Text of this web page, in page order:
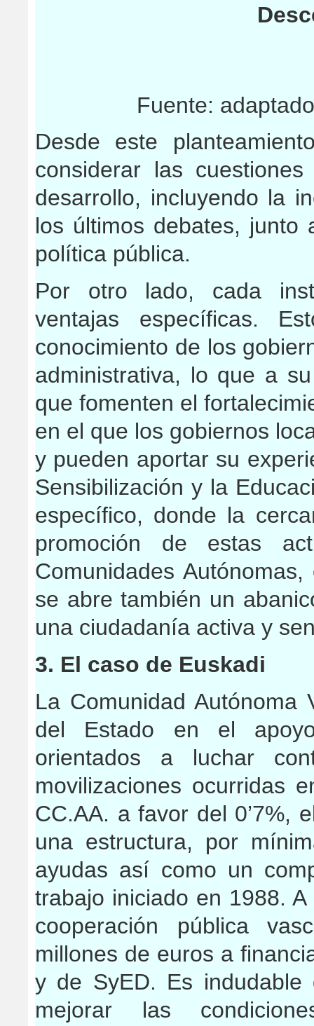
Fuente:
Desde este
considerar las
desarrollo, incluyendo la
los últimos debates, junto
política pública.
Por otro lado, cada
ventajas específicas.
conocimiento de los
administrativa, lo que a
que fomenten el
en el que los gobiernos
y pueden aportar su
Sensibilización y la
específico, donde la
promoción de estas
Comunidades
se abre también un
una ciudadanía activa y
3. El caso de Euskadi
La Comunidad Autónoma
del Estado en el
orientados a luchar
movilizaciones ocurridas
CC.AA. a favor del 0’7%,
una estructura, por
ayudas así como un
trabajo iniciado en 1988.
cooperación pública
millones de euros a
y de SyED. Es
mejorar las